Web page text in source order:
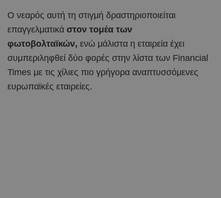
Ο νεαρός αυτή τη στιγμή δραστηριοποιείται
επαγγελματικά στον τομέα των
φωτοβολταϊκών, ενώ μάλιστα η εταιρεία έχει
συμπεριληφθεί δύο φορές στην λίστα των Financial
Times με τις χίλιες πιο γρήγορα αναπτυσσόμενες
ευρωπαϊκές εταιρείες.